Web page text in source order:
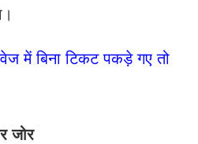
में बिना टिकट पकड़े गए तो
जोर